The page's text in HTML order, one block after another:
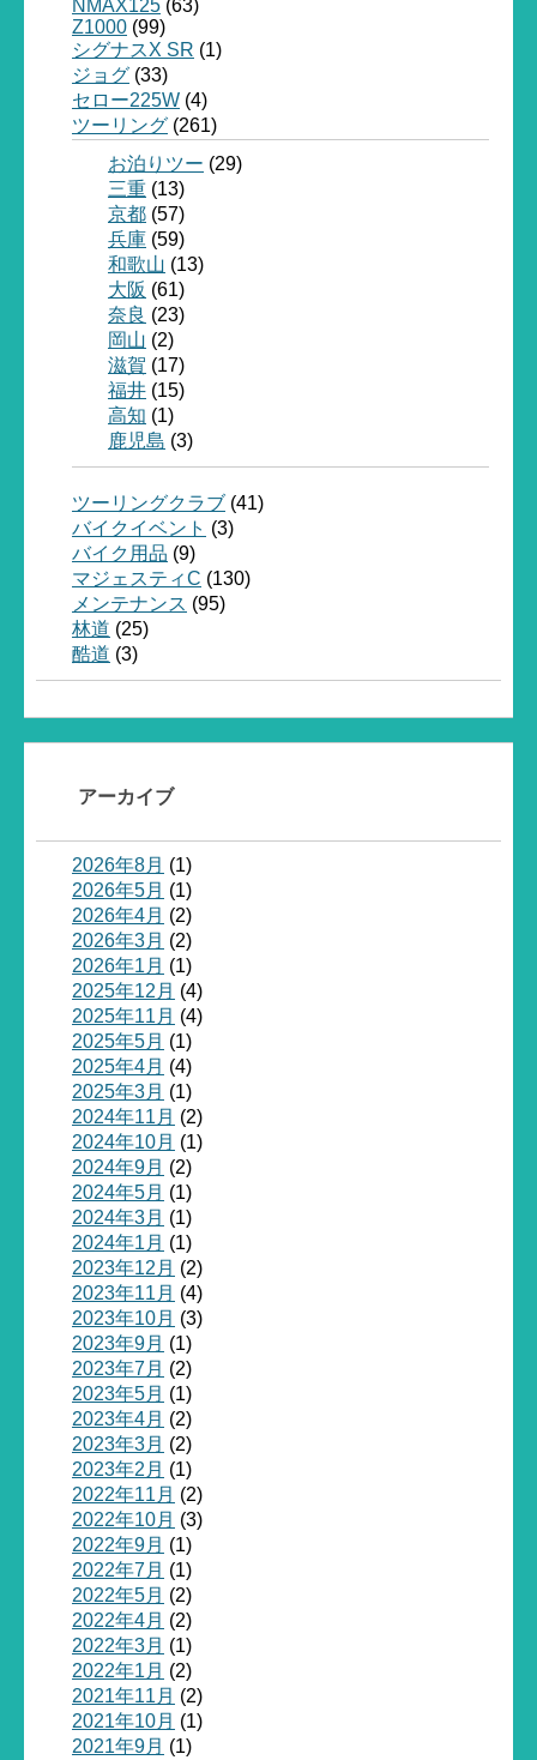
NMAX125 (63)
Z1000 (99)
シグナスX SR (1)
ジョグ (33)
セロー225W (4)
ツーリング (261)
お泊りツー (29)
三重 (13)
京都 (57)
兵庫 (59)
和歌山 (13)
大阪 (61)
奈良 (23)
岡山 (2)
滋賀 (17)
福井 (15)
高知 (1)
鹿児島 (3)
ツーリングクラブ (41)
バイクイベント (3)
バイク用品 (9)
マジェスティC (130)
メンテナンス (95)
林道 (25)
酷道 (3)
アーカイブ
2026年8月 (1)
2026年5月 (1)
2026年4月 (2)
2026年3月 (2)
2026年1月 (1)
2025年12月 (4)
2025年11月 (4)
2025年5月 (1)
2025年4月 (4)
2025年3月 (1)
2024年11月 (2)
2024年10月 (1)
2024年9月 (2)
2024年5月 (1)
2024年3月 (1)
2024年1月 (1)
2023年12月 (2)
2023年11月 (4)
2023年10月 (3)
2023年9月 (1)
2023年7月 (2)
2023年5月 (1)
2023年4月 (2)
2023年3月 (2)
2023年2月 (1)
2022年11月 (2)
2022年10月 (3)
2022年9月 (1)
2022年7月 (1)
2022年5月 (2)
2022年4月 (2)
2022年3月 (1)
2022年1月 (2)
2021年11月 (2)
2021年10月 (1)
2021年9月 (1)